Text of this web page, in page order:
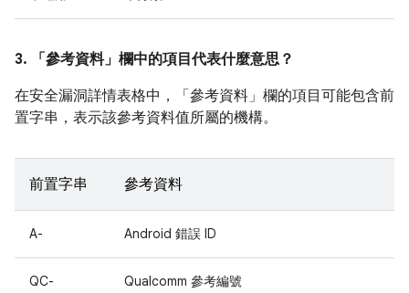
3. 「參考資料」 欄中的項目代表什麼意思？
在安全漏洞詳情表格中，「參考資料」 欄的項目可能包含前
置字串，表示該參考資料值所屬的機構。
前置字串 參考資料
A- Android 錯誤 ID
QC- Qualcomm 參考編號